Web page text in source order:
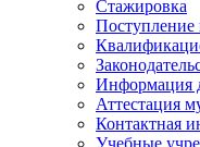
Стажировка
Информация
Аттестация
Контактная
Учебные